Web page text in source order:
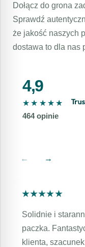
Dołącz do grona
Sprawdź
że jakość naszych
dostawa to dla nas
4,9
★★★★★
★★★★★
464 opinie
← →
★★★★★
★★★★★
Solidnie i
paczka.
klienta, szacunek.